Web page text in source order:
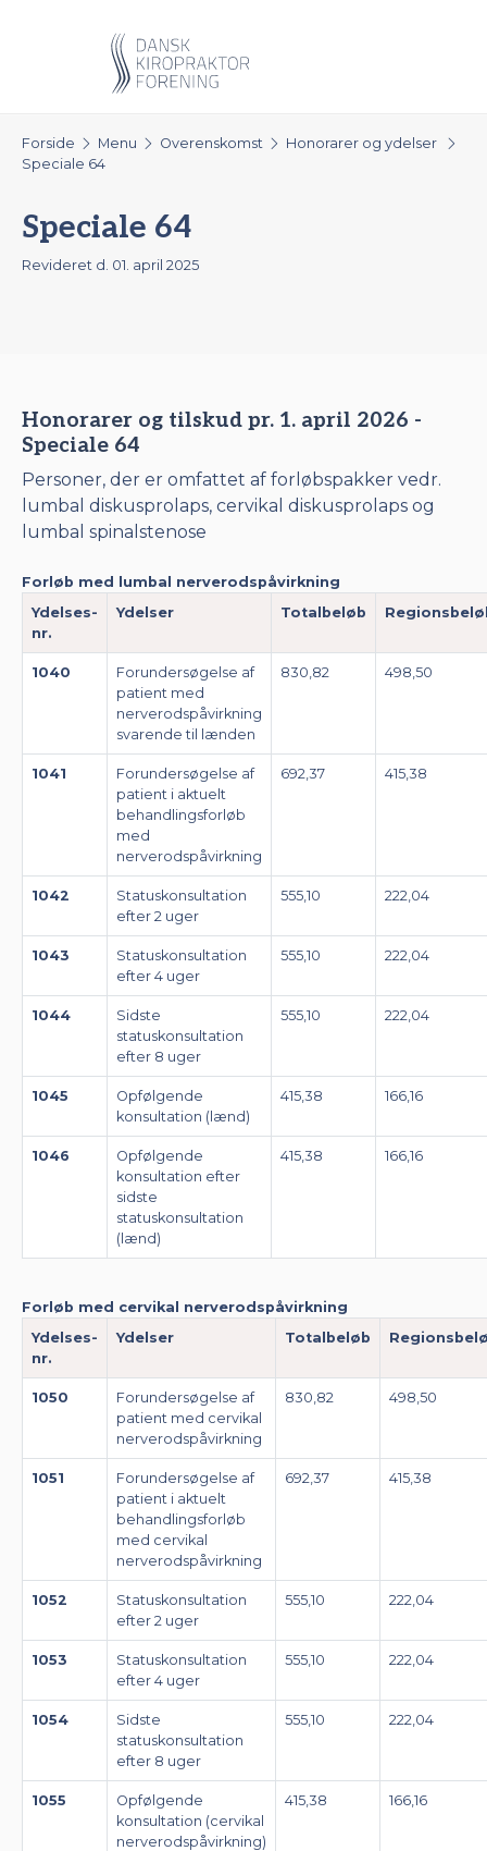
Forside Menu Overenskomst
Honorarer og ydelser
Speciale 64
Speciale 64
Revideret d. 01. april 2025
Honorarer og tilskud pr. 1. april 2026 -
Speciale 64
Personer, der er omfattet af forløbspakker vedr.
lumbal diskusprolaps, cervikal diskusprolaps og
lumbal spinalstenose
Forløb med lumbal nerverodspåvirkning
Ydelses-
nr.
Ydelser Totalbeløb
1040
Forundersøgelse af
patient med
nerverodspåvirkning
svarende til lænden
830,82 498,50
1041
Forundersøgelse af
patient i aktuelt
behandlingsforløb
med
nerverodspåvirkning
692,37 415,38
1042
Statuskonsultation
efter 2 uger
555,10 222,04
1043
Statuskonsultation
efter 4 uger
555,10 222,04
1044
Sidste
statuskonsultation
efter 8 uger
555,10 222,04
1045
Opfølgende
konsultation (lænd)
415,38 166,16
1046
Opfølgende
konsultation efter
sidste
statuskonsultation
(lænd)
415,38 166,16
Forløb med cervikal nerverodspåvirkning
Ydelses-
nr.
Ydelser Totalbeløb
1050
Forundersøgelse af
patient med cervikal
nerverodspåvirkning
830,82 498,50
1051
Forundersøgelse af
patient i aktuelt
behandlingsforløb
med cervikal
nerverodspåvirkning
692,37 415,38
1052
Statuskonsultation
efter 2 uger
555,10 222,04
1053
Statuskonsultation
efter 4 uger
555,10 222,04
1054
Sidste
statuskonsultation
efter 8 uger
555,10 222,04
1055
Opfølgende
konsultation (cervikal
nerverodspåvirkning)
415,38 166,16